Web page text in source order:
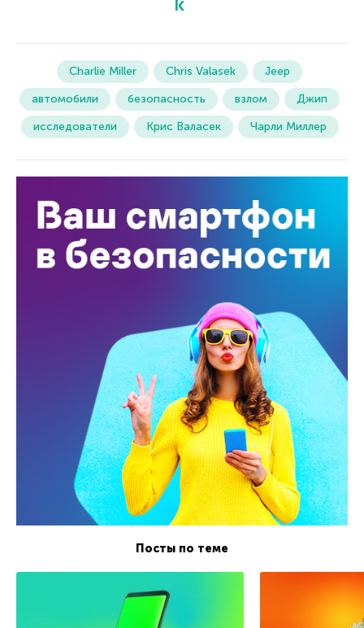
Charlie Miller Chris Valasek
Jeep
автомобили
безопасность взлом
Джип
исследователи
Крис Валасек Чарли Миллер
Посты по теме